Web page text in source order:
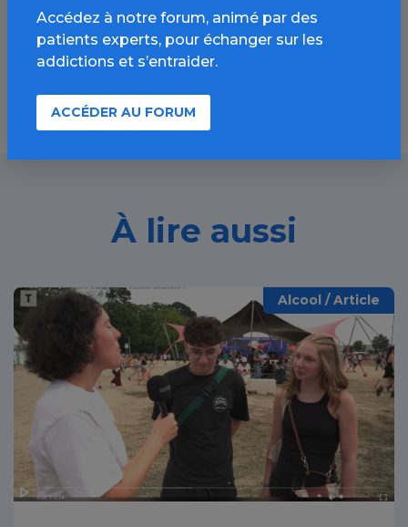
Découvrir
À lire aussi
Alcool / Article
Accédez à notre forum, animé par des
patients experts, pour échanger sur les
addictions et s’entraider.
ACCÉDER AU FORUM